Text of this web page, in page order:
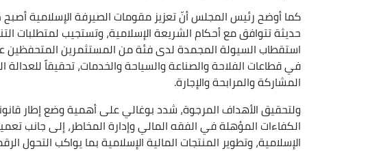
كما أوضح رئيس المجلس أنّ تعزيز مقومات الصيرفة الإسلامية أصبح
حديثة تتوافق مع أحكام الشريعة الإسلامية، وتستجيب لمتطلبات
استقطاب السيولة المجمدة لدى فئة من المستثمرين المتحفظين
في قطاعات الفلاحة والصناعة والسياحة والخدمات، تحقيقاً للعدالة
المشاركة والمرابحة والإجارة.
ولتحقيق الأهداف المرجوة، شدد بوغالي على أهمية وضع إطار
الكفاءات المؤهلة في الفقه المالي وإدارة المخاطر، إلى جانب
الإسلامية، وتطوير المنتجات المالية الإسلامية بما يواكب